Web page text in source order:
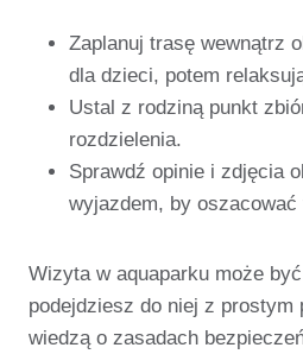
Zaplanuj trasę wewnątrz
dla dzieci, potem
Ustal z rodziną punkt
rozdzielenia.
Sprawdź opinie i zdjęcia
wyjazdem, by oszacować
Wizyta w aquaparku może
podejdziesz do niej z prostym
wiedzą o zasadach